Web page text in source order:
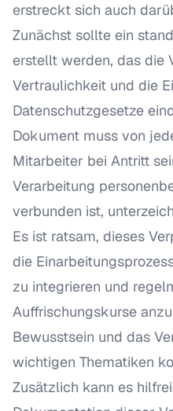
erstreckt sich auch
Zunächst sollte ein
erstellt werden, das die
Vertraulichkeit und die
Datenschutzgesetze
Dokument muss von
Mitarbeiter bei Antritt
Verarbeitung
verbunden ist,
Es ist ratsam, dieses
die
zu integrieren und
Auffrischungskurse
Bewusstsein und das
wichtigen Thematiken
Zusätzlich kann es